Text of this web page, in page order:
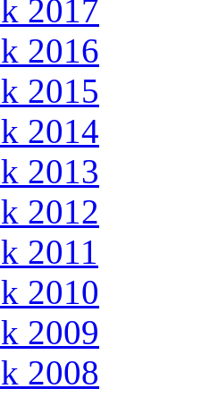
2017
2016
2015
2014
2013
2012
2011
2010
2009
2008